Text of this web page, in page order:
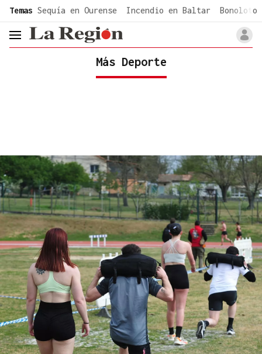
common.go-to-content
Temas Sequía en Ourense Incendio en Baltar Bonoloto
header.menu.open
Más Deporte